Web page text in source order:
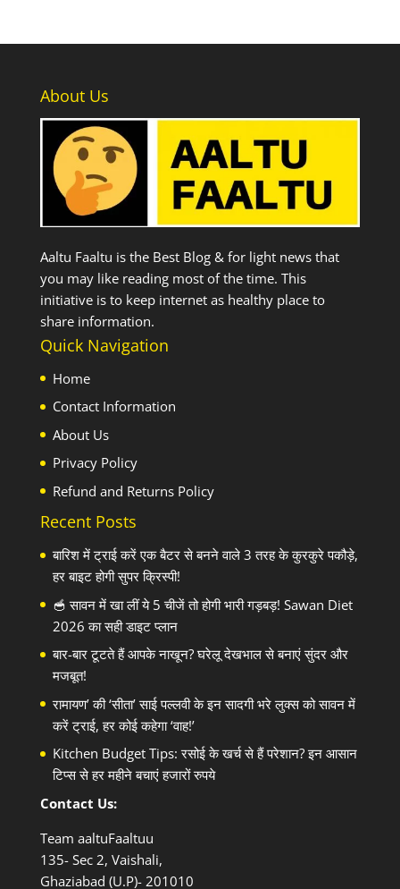
About Us
Aaltu Faaltu is the Best Blog & for light news that
you may like reading most of the time. This
initiative is to keep internet as healthy place to
share information.
Quick Navigation
Home
Contact Information
About Us
Privacy Policy
Refund and Returns Policy
Recent Posts
बारिश में ट्राई करें एक बैटर से बनने वाले 3 तरह के कुरकुरे पकौड़े,
हर बाइट होगी सुपर क्रिस्पी!
🥣 सावन में खा लीं ये 5 चीजें तो होगी भारी गड़बड़! Sawan Diet
2026 का सही डाइट प्लान
बार-बार टूटते हैं आपके नाखून? घरेलू देखभाल से बनाएं सुंदर और
मजबूत!
रामायण’ की ‘सीता’ साई पल्लवी के इन सादगी भरे लुक्स को सावन में
करें ट्राई, हर कोई कहेगा ‘वाह!’
Kitchen Budget Tips: रसोई के खर्च से हैं परेशान? इन आसान
टिप्स से हर महीने बचाएं हजारों रुपये
Contact Us:
Team aaltuFaaltuu
135- Sec 2, Vaishali,
Ghaziabad (U.P)- 201010